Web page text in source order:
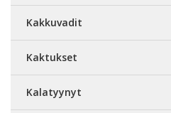
Kakkuvadit
Kaktukset
Kalatyynyt